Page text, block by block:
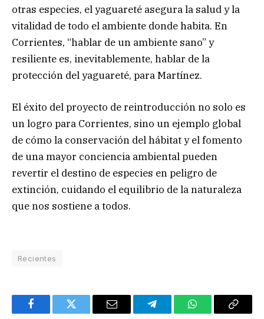
otras especies, el yaguareté asegura la salud y la
vitalidad de todo el ambiente donde habita. En
Corrientes, “hablar de un ambiente sano” y
resiliente es, inevitablemente, hablar de la
protección del yaguareté, para Martínez.
El éxito del proyecto de reintroducción no solo es
un logro para Corrientes, sino un ejemplo global
de cómo la conservación del hábitat y el fomento
de una mayor conciencia ambiental pueden
revertir el destino de especies en peligro de
extinción, cuidando el equilibrio de la naturaleza
que nos sostiene a todos.
Recientes
FacebookTwitter Email TelegramWhatsAppCopy